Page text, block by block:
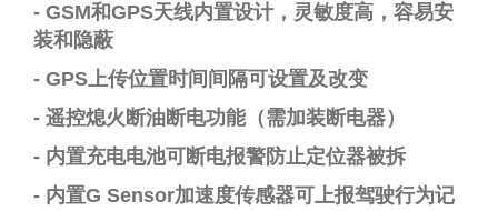
- GSM和GPS天线内置设计， 灵敏度高，容易安
装和隐蔽
- GPS上传位置时间间隔可设置及改变
- 遥控熄火断油断电功能（需加装断电器）
- 内置充电电池可断电报警防止定位器被拆
- 内置G Sensor加速度传感器可上报驾驶行为记